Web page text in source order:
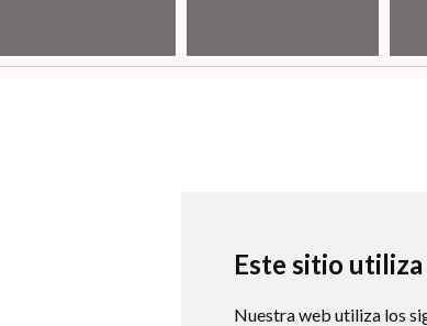
Este sitio
Nuestra web utiliza los